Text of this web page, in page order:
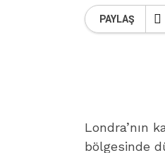
PAYLAŞ
Londra’nın
bölgesinde